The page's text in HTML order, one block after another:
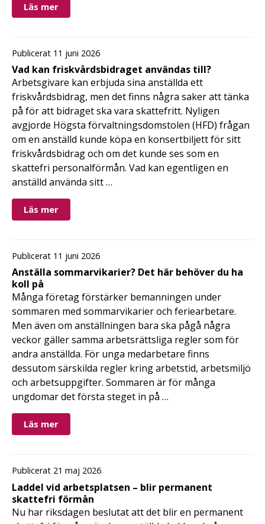
Läs mer
Publicerat 11 juni 2026
Vad kan friskvårdsbidraget användas till?
Arbetsgivare kan erbjuda sina anställda ett
friskvårdsbidrag, men det finns några saker att tänka
på för att bidraget ska vara skattefritt. Nyligen
avgjorde Högsta förvaltningsdomstolen (HFD) frågan
om en anställd kunde köpa en konsertbiljett för sitt
friskvårdsbidrag och om det kunde ses som en
skattefri personalförmån. Vad kan egentligen en
anställd använda sitt …
Läs mer
Publicerat 11 juni 2026
Anställa sommarvikarier? Det här behöver du ha
koll på
Många företag förstärker bemanningen under
sommaren med sommarvikarier och feriearbetare.
Men även om anställningen bara ska pågå några
veckor gäller samma arbetsrättsliga regler som för
andra anställda. För unga medarbetare finns
dessutom särskilda regler kring arbetstid, arbetsmiljö
och arbetsuppgifter. Sommaren är för många
ungdomar det första steget in på …
Läs mer
Publicerat 21 maj 2026
Laddel vid arbetsplatsen – blir permanent
skattefri förmån
Nu har riksdagen beslutat att det blir en permanent